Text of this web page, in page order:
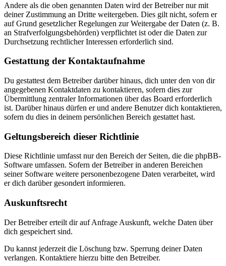
Andere als die oben genannten Daten wird der Betreiber nur mit
deiner Zustimmung an Dritte weitergeben. Dies gilt nicht, sofern er
auf Grund gesetzlicher Regelungen zur Weitergabe der Daten (z. B.
an Strafverfolgungsbehörden) verpflichtet ist oder die Daten zur
Durchsetzung rechtlicher Interessen erforderlich sind.
Gestattung der Kontaktaufnahme
Du gestattest dem Betreiber darüber hinaus, dich unter den von dir
angegebenen Kontaktdaten zu kontaktieren, sofern dies zur
Übermittlung zentraler Informationen über das Board erforderlich
ist. Darüber hinaus dürfen er und andere Benutzer dich kontaktieren,
sofern du dies in deinem persönlichen Bereich gestattet hast.
Geltungsbereich dieser Richtlinie
Diese Richtlinie umfasst nur den Bereich der Seiten, die die phpBB-
Software umfassen. Sofern der Betreiber in anderen Bereichen
seiner Software weitere personenbezogene Daten verarbeitet, wird
er dich darüber gesondert informieren.
Auskunftsrecht
Der Betreiber erteilt dir auf Anfrage Auskunft, welche Daten über
dich gespeichert sind.
Du kannst jederzeit die Löschung bzw. Sperrung deiner Daten
verlangen. Kontaktiere hierzu bitte den Betreiber.